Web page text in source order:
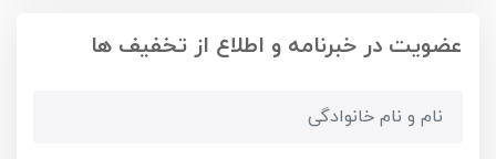
عضویت در خبرنامه و اطلاع از تخفیف ها